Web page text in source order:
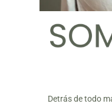
Detrás de todo